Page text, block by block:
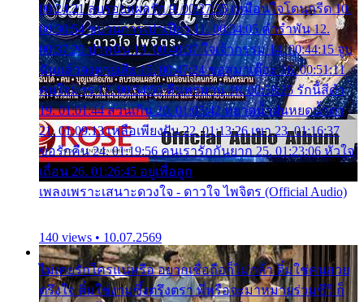
00:24:21 ลบรอยแผลรัก 9. 00:27:35 เหมือนใจโดนกรีด 10.
00:30:54 ขบวนการเปาเปียว 11. 00:34:05 คำรำพัน 12.
00:37:20 ปาหนัน 13. 00:40:37 ใจเจ้ากรรม 14. 00:44:15 จูบ
ฉันแล้วจงตายเสีย 15. 00:47:24 ขอสูมาเต๊อะ 16. 00:51:11
คนใจมาร 17. 00:54:50 คืนทรมาน 18. 00:58:25 รักนี้สีดำ
19. 01:01:44 ส่วนเกิน 20. 01:05:42 หยาดน้ำฝนหยดน้ำตา
21. 01:09:13 เหลือเพียงฝัน 22. 01:13:26 เขา 23. 01:16:37
ขอรักคืน 24. 01:19:56 คนเรารักกันยาก 25. 01:23:06 หัวใจ
เถื่อน 26. 01:26:45 อยู่เพื่อลูก
เพลงเพราะเสนาะดวงใจ - ดาวใจ ไพจิตร (Official Audio)
140 views • 10.07.2569
ไม่เคยรักใครแน่หรือ อยากเชื่อถือก็ไม่กล้า ติ๋มใช่คนสวย
ตรึงใจ ติ๋มใช่งามซึ้งตรึงตรา พี่หรือจะมาหมายร่วมชีวี ก็